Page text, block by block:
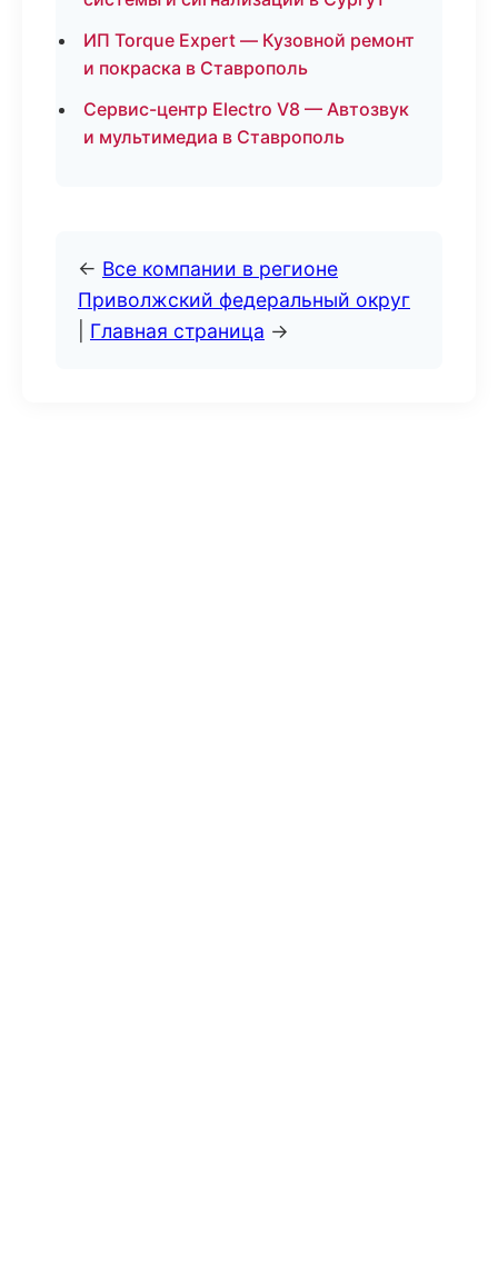
ИП Torque Expert — Кузовной ремонт
и покраска в Ставрополь
Сервис-центр Electro V8 — Автозвук
и мультимедиа в Ставрополь
← Все компании в регионе
Приволжский федеральный округ
Главная страница →